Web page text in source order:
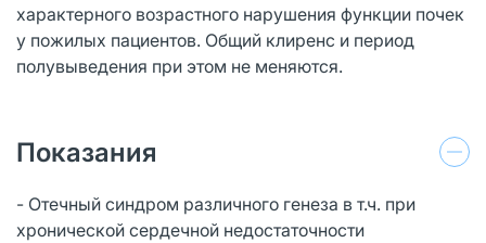
характерного возрастного нарушения функции почек
у пожилых пациентов. Общий клиренс и период
полувыведения при этом не меняются.
Показания
- Отечный синдром различного генеза в т.ч. при
хронической сердечной недостаточности